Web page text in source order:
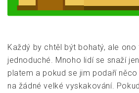
Každý by chtěl být bohatý, ale
jednoduché. Mnoho lidí se snaží
platem a pokud se jim podaří
na žádné velké vyskakování.